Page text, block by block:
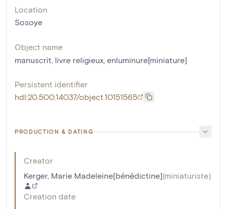
Location
Sosoye
Object name
manuscrit, livre religieux, enluminure[miniature]
Persistent identifier
hdl:20.500.14037/object.10151565
PRODUCTION & DATING
Creator
Kerger, Marie Madeleine[bénédictine](miniaturiste)
Creation date